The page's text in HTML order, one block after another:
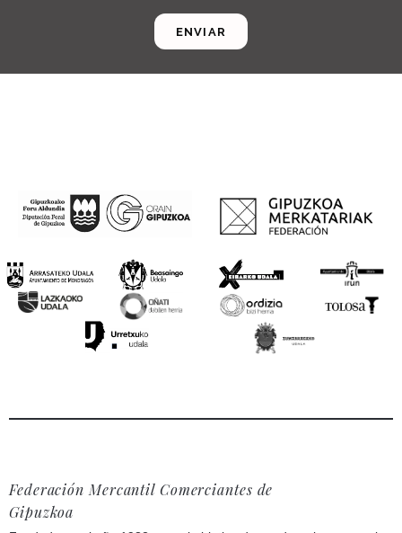
ENVIAR
Federación Mercantil Comerciantes de
Gipuzkoa